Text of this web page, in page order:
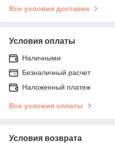
Все условия доставки
Условия оплаты
Наличными
Безналичный расчет
Наложенный платеж
Все условия оплаты
Условия возврата